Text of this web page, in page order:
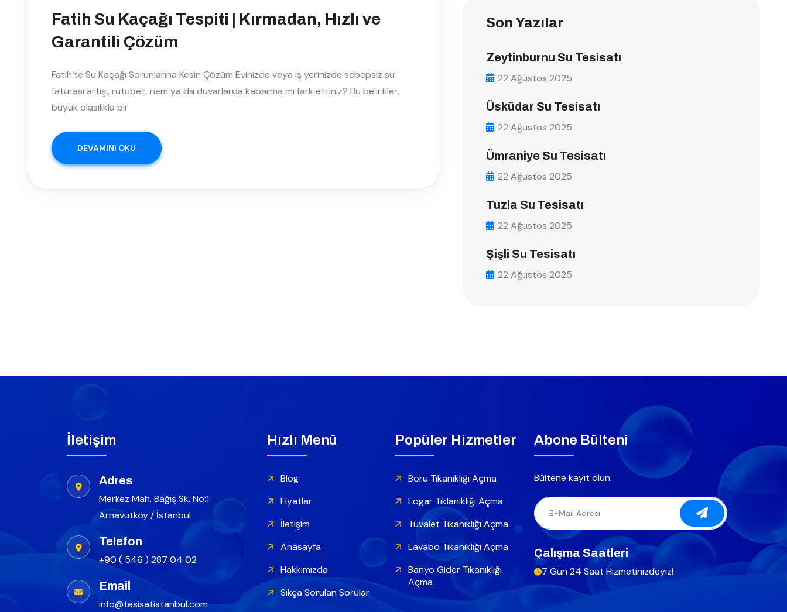
Fatih Su Kaçağı Tespiti | Kırmadan, Hızlı ve
Garantili Çözüm
Fatih’te Su Kaçağı Sorunlarına Kesin Çözüm Evinizde veya iş yerinizde sebepsiz su
faturası artışı, rutubet, nem ya da duvarlarda kabarma mı fark ettiniz? Bu belirtiler,
büyük olasılıkla bir
DEVAMINI OKU
Son Yazılar
Zeytinburnu Su Tesisatı
22 Ağustos 2025
Üsküdar Su Tesisatı
22 Ağustos 2025
Ümraniye Su Tesisatı
22 Ağustos 2025
Tuzla Su Tesisatı
22 Ağustos 2025
Şişli Su Tesisatı
22 Ağustos 2025
İletişim
Adres
Merkez Mah. Bağış Sk. No:1
Arnavutköy / İstanbul
Telefon
+90 ( 546 ) 287 04 02
Email
info@tesisatistanbul.com
Hızlı Menü
Blog
Fiyatlar
İletişim
Anasayfa
Hakkımızda
Sıkça Sorulan Sorular
Popüler Hizmetler
Boru Tıkanıklığı Açma
Logar Tıklanıklığı Açma
Tuvalet Tıkanıklığı Açma
Lavabo Tıkanıklığı Açma
Banyo Gider Tıkanıklığı
Açma
Abone Bülteni
Bültene kayıt olun.
Çalışma Saatleri
7 Gün 24 Saat Hizmetinizdeyiz!